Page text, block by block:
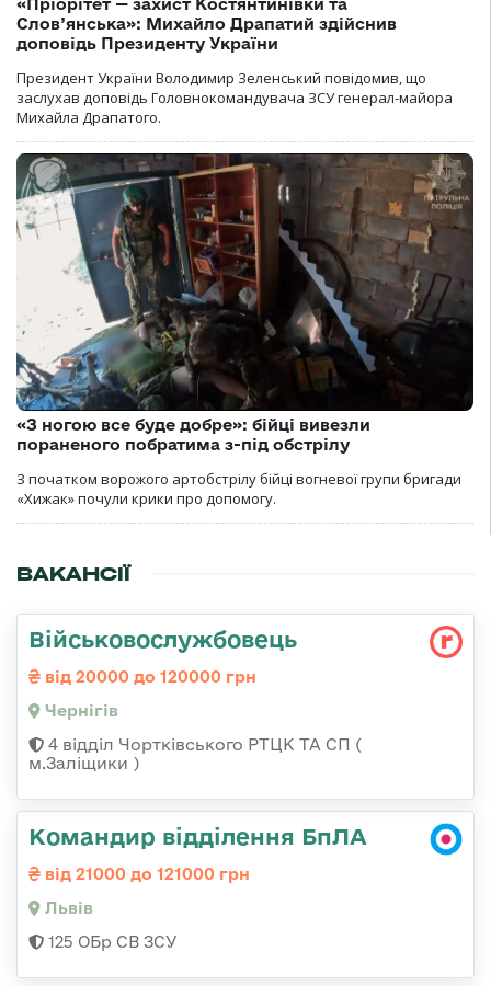
«Пріорітет — захист Костянтинівки та
Слов’янська»: Михайло Драпатий здійснив
доповідь Президенту України
Президент України Володимир Зеленський повідомив, що
заслухав доповідь Головнокомандувача ЗСУ генерал-майора
Михайла Драпатого.
«З ногою все буде добре»: бійці вивезли
пораненого побратима з-під обстрілу
З початком ворожого артобстрілу бійці вогневої групи бригади
«Хижак» почули крики про допомогу.
ВАКАНСІЇ
Військовослужбовець
від 20000 до 120000 грн
Чернігів
4 відділ Чортківського РТЦК ТА СП (
м.Заліщики )
Командир відділення БпЛА
від 21000 до 121000 грн
Львів
125 ОБр СВ ЗСУ